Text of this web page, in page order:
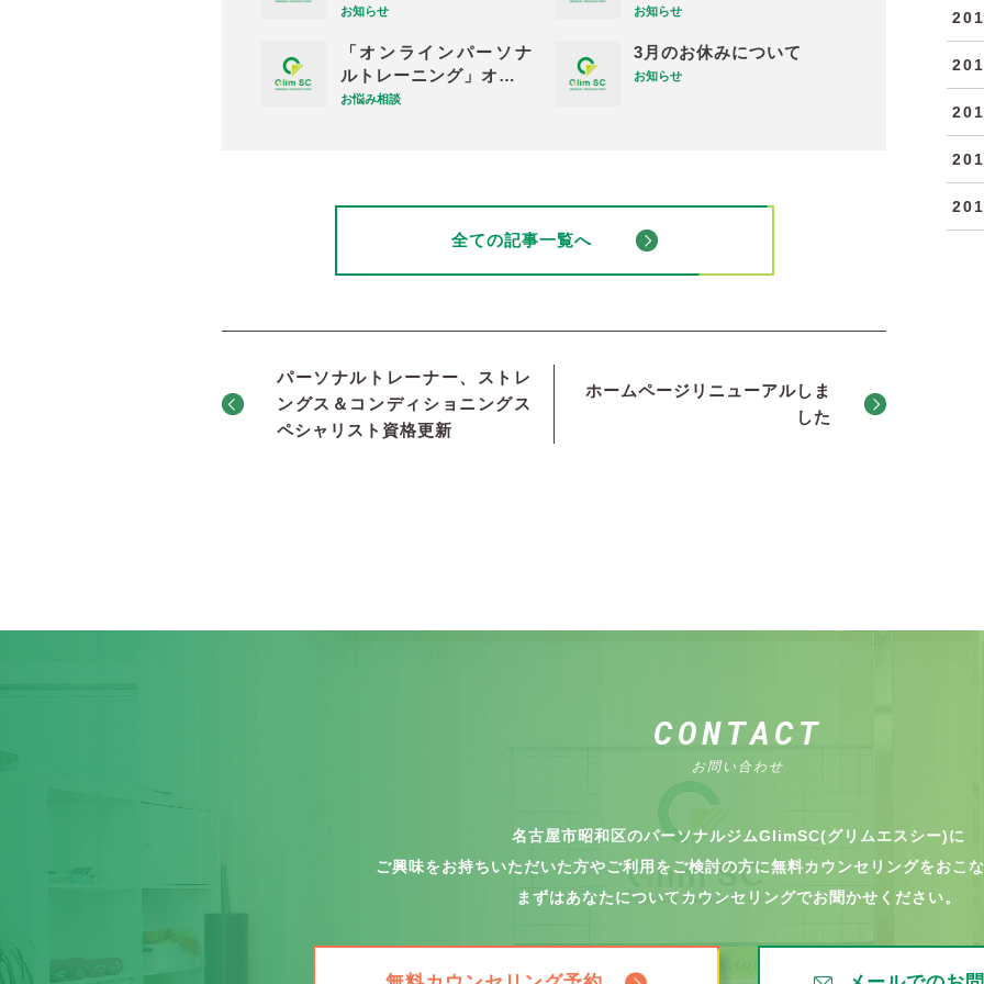
お知らせ お知らせ
「オンラインパーソナ
ルトレーニング」オ…
お悩み相談
3月のお休みについて
お知らせ
全ての記事一覧へ
パーソナルトレーナー、ストレ
ングス＆コンディショニングス
ペシャリスト資格更新
ホームページリニューアルしま
した
CONTACT
お問い合わせ
名古屋市昭和区のパーソナルジムGlimSC(グリムエスシー)に
ご興味をお持ちいただいた方やご利用をご検討の方に無料カウンセリングをおこな
まずはあなたについてカウンセリングでお聞かせください。